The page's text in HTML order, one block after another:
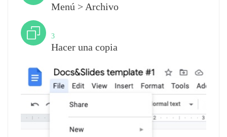
Menú > Archivo
3
Hacer una copia